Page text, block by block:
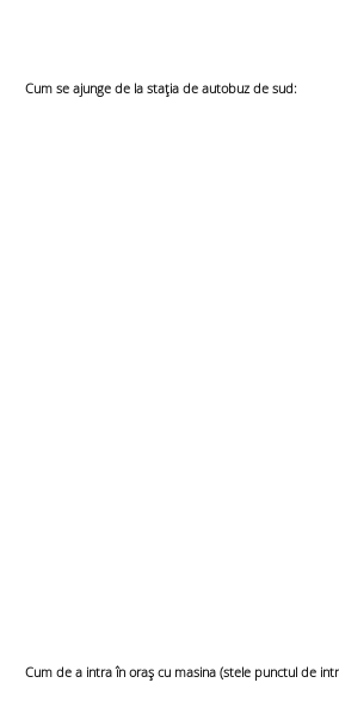
Cum se ajunge de la stația de autobuz de sud:​
Cum de a intra în oraș cu masina (stele punctul de